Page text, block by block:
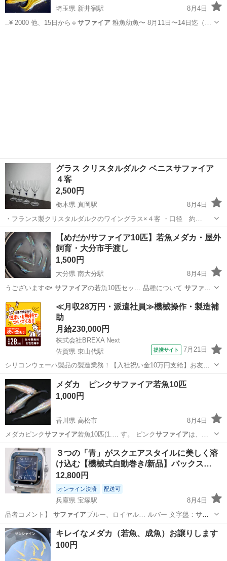
埼玉県 新井宿駅
8月4日
..¥ 2000 他、15日から🔹 サファイア稚魚幼魚〜 8月11日〜14日迄（…
グラス クリスタルダルク ベニスサファイア
４客
2,500円
栃木県 真岡駅
8月4日
・フランス製クリスタルダルクのワイングラス×４客 ・口径 約
6cm 高さ 約15cm ・長年保管していた商品です。未使用品ではご
ざいますが。
栃木 真岡市 真岡駅
【めだか/サファイア10匹】若魚メダカ・屋外
飼育・大分市手渡し
1,500円
大分県 南大分駅
8月4日
うございます🐟 サファイア の若魚10匹セッ… 品種について サファイ
アは、青いラメが特… 徴で「サファイア」という宝石の名…
大分 大分市 南大分駅 その他 サファイア
≪月収28万円・派遣社員≫機械操作・製造補
助
月給230,000円
株式会社BREXA Next
佐賀県 東山代駅
提携サイト 7月21日
シリコンウェーハ製品の製造業務！【入社祝い金10万円支給】お友達
やカップルとの応募OK◎年間休日129日＆休出なしでプライベート充
実♪業務はクリーンルームで快適作業◎自社正社員登用制度あり★1食
300円～の格安食堂あり！《佐...
佐賀 伊万里市 東山代駅 その他
メダカ ピンクサファイア若魚10匹
1,000円
香川県 高松市
8月4日
メダカピンクサファイア 若魚10匹(1.… す。 ピンクサファイアは、淡
いピンク体… （オーロラ）に、サファイア系の青ラメが重な… 改良メ
ダカです。サファイアブルーに輝く目も… します。 ピンクサファイア
幼魚、マリアージ…
香川 高松市 その他 メダカ
３つの「青」がスクエアスタイルに美しく溶
け込む【機械式自動巻き/新品】バックス…
12,800円
オンライン決済 配送可
兵庫県 宝塚駅
8月4日
品者コメント】 サファイアブルー、ロイヤル… ルバー 文字盤： サフ
ァイアブルー バンド：…
兵庫 宝塚市 宝塚駅 アクセサリー
キレイなメダカ（若魚、成魚）お譲りします
100円